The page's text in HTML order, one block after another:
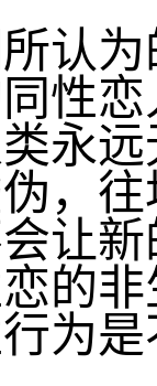
认
性
永
，
让
的
为